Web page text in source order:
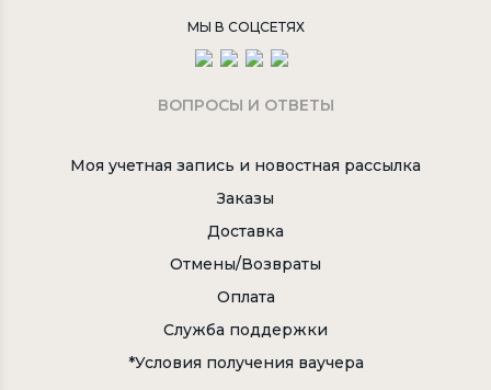
МЫ В СОЦСЕТЯХ
ВОПРОСЫ И ОТВЕТЫ
Моя учетная запись и новостная рассылка
Заказы
Доставка
Отмены/Возвраты
Оплата
Служба поддержки
*Условия получения ваучера